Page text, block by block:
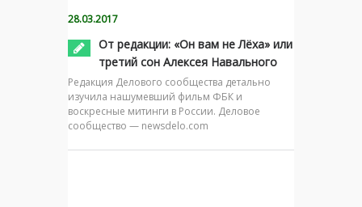
28.03.2017
От редакции: «Он вам не Лёха» или
третий сон Алексея Навального
Редакция Делового сообщества детально
изучила нашумевший фильм ФБК и
воскресные митинги в России. Деловое
сообщество — newsdelo.com